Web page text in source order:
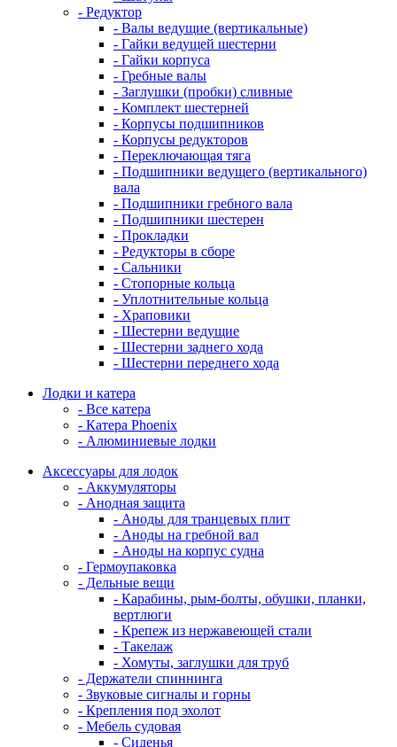
- Редуктор
- Валы ведущие (вертикальные)
- Гайки ведущей шестерни
- Гайки корпуса
- Гребные валы
- Заглушки (пробки) сливные
- Комплект шестерней
- Корпусы подшипников
- Корпусы редукторов
- Переключающая тяга
- Подшипники ведущего (вертикального)
вала
- Подшипники гребного вала
- Подшипники шестерен
- Прокладки
- Редукторы в сборе
- Сальники
- Стопорные кольца
- Уплотнительные кольца
- Храповики
- Шестерни ведущие
- Шестерни заднего хода
- Шестерни переднего хода
Лодки и катера
- Все катера
- Катера Phoenix
- Алюминиевые лодки
Аксессуары для лодок
- Аккумуляторы
- Анодная защита
- Аноды для транцевых плит
- Аноды на гребной вал
- Аноды на корпус судна
- Гермоупаковка
- Дельные вещи
- Карабины, рым-болты, обушки, планки,
вертлюги
- Крепеж из нержавеющей стали
- Такелаж
- Хомуты, заглушки для труб
- Держатели спиннинга
- Звуковые сигналы и горны
- Крепления под эхолот
- Мебель судовая
- Сиденья